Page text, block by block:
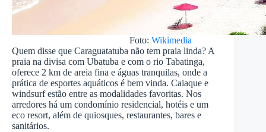
Foto: Wikimedia
Quem disse que Caraguatatuba não tem praia linda? A
praia na divisa com Ubatuba e com o rio Tabatinga,
oferece 2 km de areia fina e águas tranquilas, onde a
prática de esportes aquáticos é bem vinda. Caiaque e
windsurf estão entre as modalidades favoritas. Nos
arredores há um condomínio residencial, hotéis e um
eco resort, além de quiosques, restaurantes, bares e
sanitários.